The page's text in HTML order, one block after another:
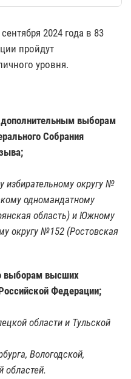
2024 года в 83
пройдут
уровня.
выборам
Собрания
избирательному округу №
одномандатному
область) и Южному
округу №152 (Ростовская
выборам высших
Федерации;
области и Тульской
Вологодской,
областей.